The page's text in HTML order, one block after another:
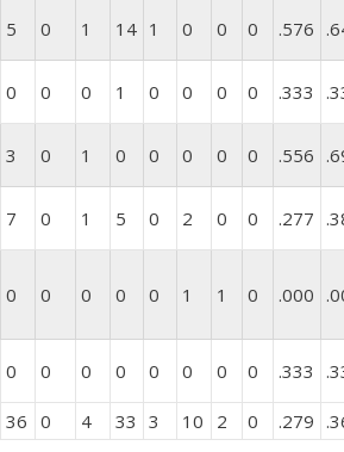
5 0 1 14 1 0 0 0 .576
0 0 0 1 0 0 0 0 .333
3 0 1 0 0 0 0 0 .556
7 0 1 5 0 2 0 0 .277
0 0 0 0 0 1 1 0 .000
0 0 0 0 0 0 0 0 .333
36 0 4 33 3 10 2 0 .279